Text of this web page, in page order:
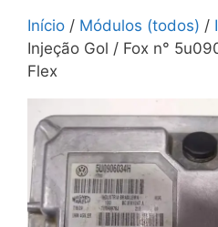
Início / Módulos (todos) /
Injeção Gol / Fox n°
Flex